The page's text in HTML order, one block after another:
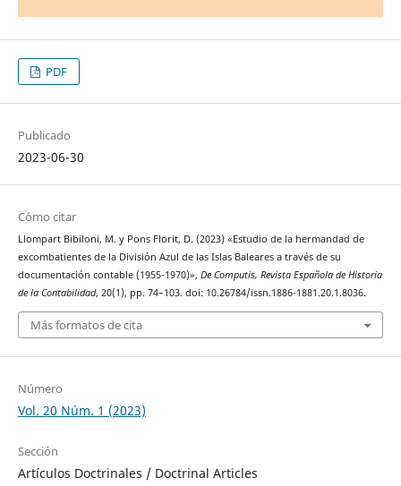
PDF
Publicado
2023-06-30
Cómo citar
Llompart Bibiloni, M. y Pons Florit, D. (2023) «Estudio de la hermandad de
excombatientes de la División Azul de las Islas Baleares a través de su
documentación contable (1955-1970)», De Computis, Revista Española de Historia
de la Contabilidad, 20(1), pp. 74–103. doi: 10.26784/issn.1886-1881.20.1.8036.
Más formatos de cita
Número
Vol. 20 Núm. 1 (2023)
Sección
Artículos Doctrinales / Doctrinal Articles